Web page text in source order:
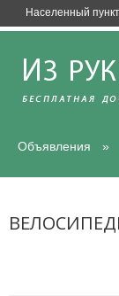
Объявления
Населенный пункт